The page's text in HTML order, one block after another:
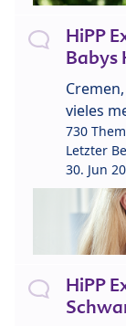
HiPP
Babys
vieles
730
Letzter
30. Jun
HiPP